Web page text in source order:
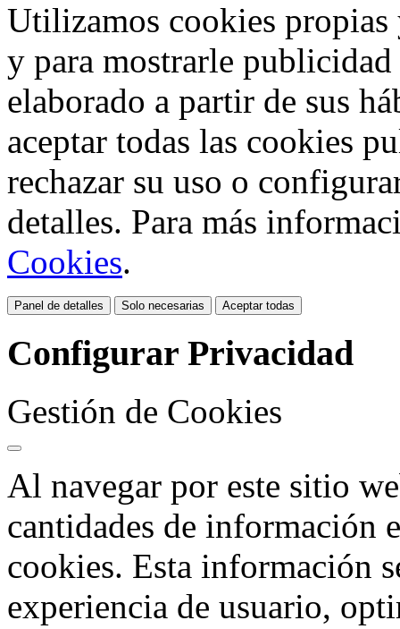
Utilizamos cookies propias
y para mostrarle
elaborado a partir de sus
aceptar todas las cookies
rechazar su uso o
detalles. Para más
Cookies.
Panel de detalles Solo necesarias Aceptar todas
Configurar Privacidad
Gestión de Cookies
Al navegar por este sitio
cantidades de información
cookies. Esta información
experiencia de usuario,